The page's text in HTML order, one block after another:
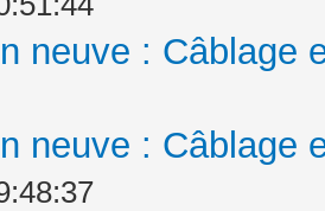
neuve : Câblage
neuve : Câblage